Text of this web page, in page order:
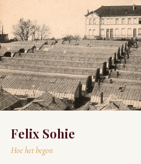
Felix Sohie
Hoe het begon